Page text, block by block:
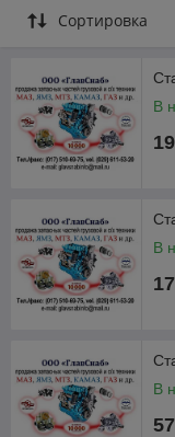
Сортировка
В
В
В